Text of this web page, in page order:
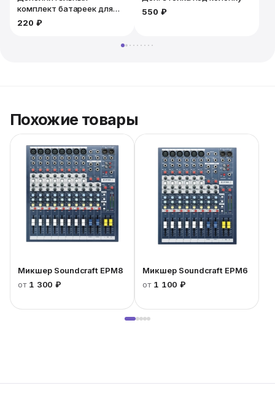
комплект батареек для
микрофона. 2шт
220 ₽
550 ₽
Похожие товары
Микшер Soundcraft EPM8
от 1 300 ₽
Микшер Soundcraft EPM6
от 1 100 ₽